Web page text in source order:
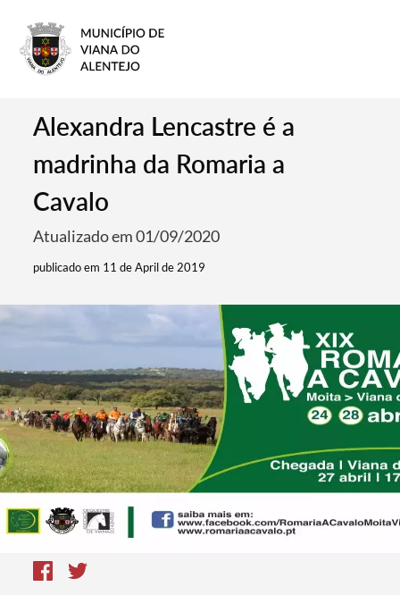
Alexandra Lencastre é a
madrinha da Romaria a
Cavalo
Atualizado em 01/09/2020
publicado em 11 de April de 2019